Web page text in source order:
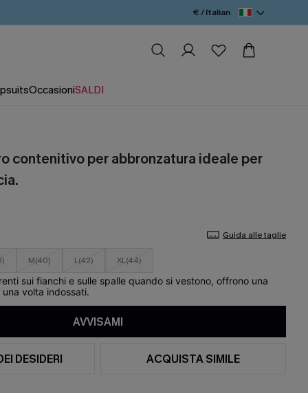
€ / Italian
OccasioniSALDI
contenitivo per abbronzatura ideale per
Guida alle taglie
M(40) L(42) XL(44)
sui fianchi e sulle spalle quando si vestono, offrono una
volta indossati.
AVVISAMI
DESIDERI ACQUISTA SIMILE